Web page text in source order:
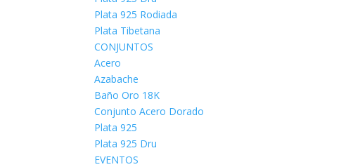
Plata 925 Rodiada
Plata Tibetana
CONJUNTOS
Acero
Azabache
Baño Oro 18K
Conjunto Acero Dorado
Plata 925
Plata 925 Dru
EVENTOS